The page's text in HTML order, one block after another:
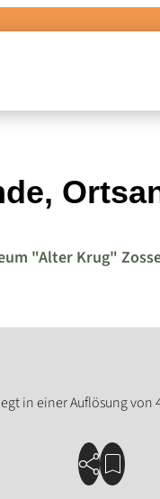
"Alter Krug"